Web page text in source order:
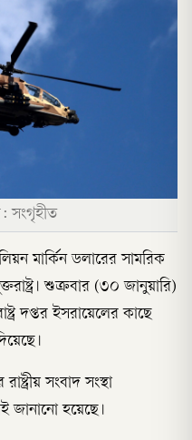
সংগৃহীত
মার্কিন ডলারের সামরিক
শুক্রবার (৩০ জানুয়ারি)
দপ্তর ইসরায়েলের কাছে
সংবাদ সংস্থা
জানানো হয়েছে।